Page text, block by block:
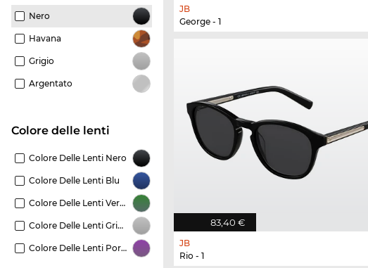
Nero
Havana
Grigio
Argentato
Colore delle lenti
Colore Delle Lenti Nero
Colore Delle Lenti Blu
Colore Delle Lenti Verde
Colore Delle Lenti Grigio
Colore Delle Lenti Porpora
JB
George - 1
83,40 €
JB
Rio - 1